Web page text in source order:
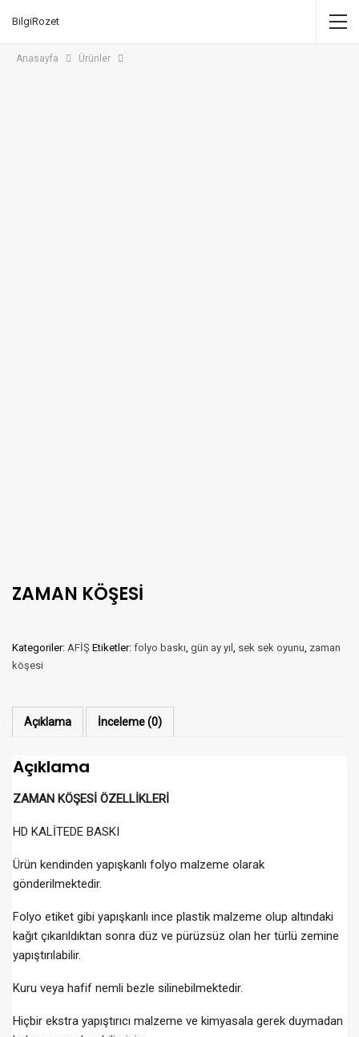
BilgiRozet
Anasayfa Ürünler
ZAMAN KÖŞESİ
Kategoriler: AFİŞ Etiketler: folyo baskı, gün ay yıl , sek sek oyunu, zaman
köşesi
Açıklama İnceleme (0)
Açıklama
ZAMAN KÖŞESİ ÖZELLİKLERİ
HD KALİTEDE BASKI
Ürün kendinden yapışkanlı folyo malzeme olarak
gönderilmektedir.
Folyo etiket gibi yapışkanlı ince plastik malzeme olup altındaki
kağıt çıkarıldıktan sonra düz ve pürüzsüz olan her türlü zemine
yapıştırılabilir.
Kuru veya hafif nemli bezle silinebilmektedir.
Hiçbir ekstra yapıştırıcı malzeme ve kimyasala gerek duymadan